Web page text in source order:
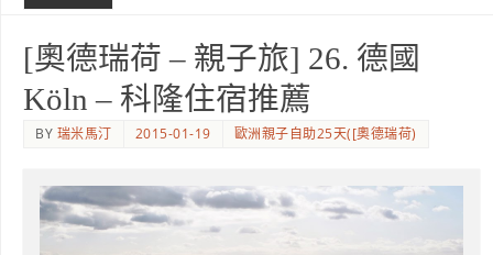
[奧德瑞荷 – 親子旅] 26. 德國
Köln – 科隆住宿推薦
BY 瑞米馬汀 2015-01-19 歐洲親子自助25天([奧德瑞荷)